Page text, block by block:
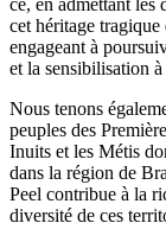
cet héritage tragique
engageant à
et la sensibilisation à
Nous tenons
peuples des
Inuits et les Métis
dans la région de
Peel contribue à la
diversité de ces